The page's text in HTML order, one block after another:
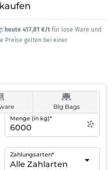
heute 417,81 €/t für lose Ware und
Preise gelten bei einer
Big Bags
Menge (in kg)*
Zahlungsarten*